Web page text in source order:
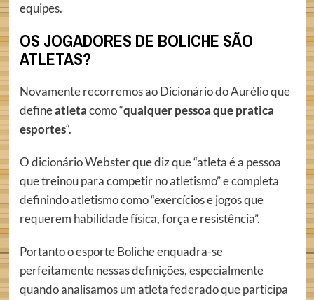
equipes.
OS JOGADORES DE BOLICHE SÃO
ATLETAS?
Novamente recorremos ao Dicionário do Aurélio que
defineatletacomo “qualquer pessoa que pratica
esportes“.
O dicionário Webster que diz que “atleta é a pessoa
que treinou para competir no atletismo” e completa
definindo atletismo como “exercícios e jogos que
requerem habilidade física, força e resistência”.
Portanto o esporte Boliche enquadra-se
perfeitamente nessas definições, especialmente
quando analisamos um atleta federado que participa